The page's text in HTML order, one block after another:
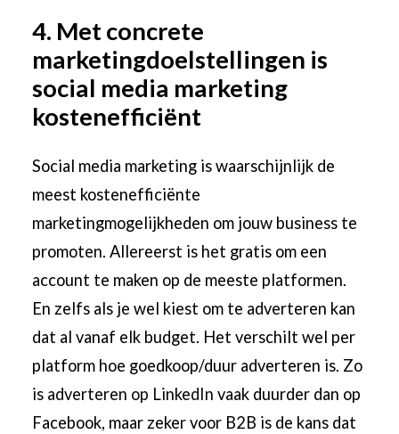
4. Met concrete
marketingdoelstellingen is
social media marketing
kostenefficiënt
Social media marketing is waarschijnlijk de
meest kostenefficiënte
marketingmogelijkheden om jouw business te
promoten. Allereerst is het gratis om een
account te maken op de meeste platformen.
En zelfs als je wel kiest om te adverteren kan
dat al vanaf elk budget. Het verschilt wel per
platform hoe goedkoop/duur adverteren is. Zo
is adverteren op LinkedIn vaak duurder dan op
Facebook, maar zeker voor B2B is de kans dat